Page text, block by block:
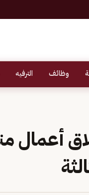
وظائف الترفيه